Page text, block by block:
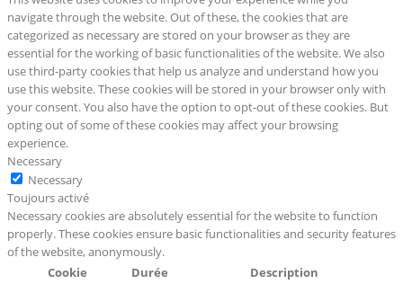
navigate through the website. Out of these, the cookies that are
categorized as necessary are stored on your browser as they are
essential for the working of basic functionalities of the website. We also
use third-party cookies that help us analyze and understand how you
use this website. These cookies will be stored in your browser only with
your consent. You also have the option to opt-out of these cookies. But
opting out of some of these cookies may affect your browsing
experience.
Necessary
Necessary
Toujours activé
Necessary cookies are absolutely essential for the website to function
properly. These cookies ensure basic functionalities and security features
of the website, anonymously.
Cookie
Durée Description